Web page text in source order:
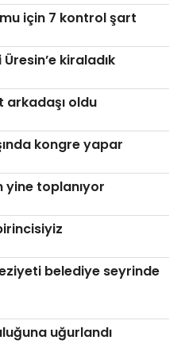
için 7 kontrol şart
kiraladık
arkadaşı oldu
kongre yapar
toplanıyor
belediye seyrinde
uğurlandı